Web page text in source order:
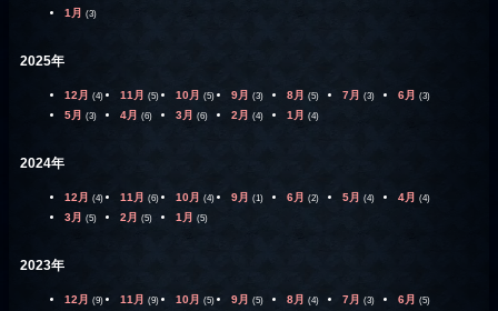
1月 (3)
2025年
12月 (4) 11月 (5) 10月 (5) 9月 (3) 8月 (5) 7月 (3) 6月 (3)
5月 (3) 4月 (6) 3月 (6) 2月 (4) 1月 (4)
2024年
12月 (4) 11月 (6) 10月 (4) 9月 (1) 6月 (2) 5月 (4) 4月 (4)
3月 (5) 2月 (5) 1月 (5)
2023年
12月 (9) 11月 (9) 10月 (5) 9月 (5) 8月 (4) 7月 (3) 6月 (5)